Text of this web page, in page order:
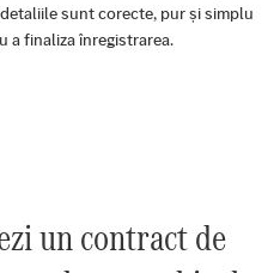
sunt corecte, pur și simplu
a finaliza înregistrarea.
un contract de